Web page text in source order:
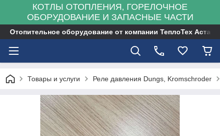
КОТЛЫ ОТОПЛЕНИЯ, ГОРЕЛОЧНОЕ
ОБОРУДОВАНИЕ И ЗАПАСНЫЕ ЧАСТИ
Отопительное оборудование от компании ТеплоТех Астана
Товары и услуги Реле давления Dungs, Kromschroder